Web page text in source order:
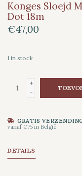
Konges Sloejd
Dot 18m
€47,00
1 in stock
+
-
GRATIS
vanaf €75 in België
DETAILS